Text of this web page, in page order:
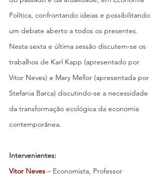
Política, confrontando ideias e possibilitando
um debate aberto a todos os presentes.
Nesta sexta e última sessão discutem-se os
trabalhos de Karl Kapp (apresentado por
Vitor Neves) e Mary Mellor (apresentada por
Stefania Barca) discutindo-se a necessidade
da transformação ecológica da economia
contemporânea.
Intervenientes:
Vitor Neves – Economista, Professor